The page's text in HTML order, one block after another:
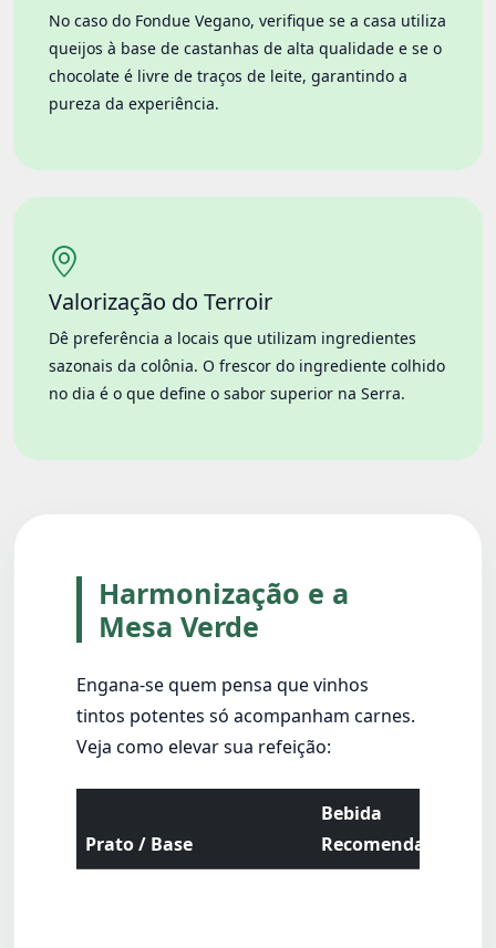
No caso do Fondue Vegano, verifique se a casa utiliza
queijos à base de castanhas de alta qualidade e se o
chocolate é livre de traços de leite, garantindo a
pureza da experiência.
Valorização do Terroir
Dê preferência a locais que utilizam ingredientes
sazonais da colônia. O frescor do ingrediente colhido
no dia é o que define o sabor superior na Serra.
Harmonização e a
Mesa Verde
Engana-se quem pensa que vinhos
tintos potentes só acompanham carnes.
Veja como elevar sua refeição:
Prato / Base
Bebida
Recomendada